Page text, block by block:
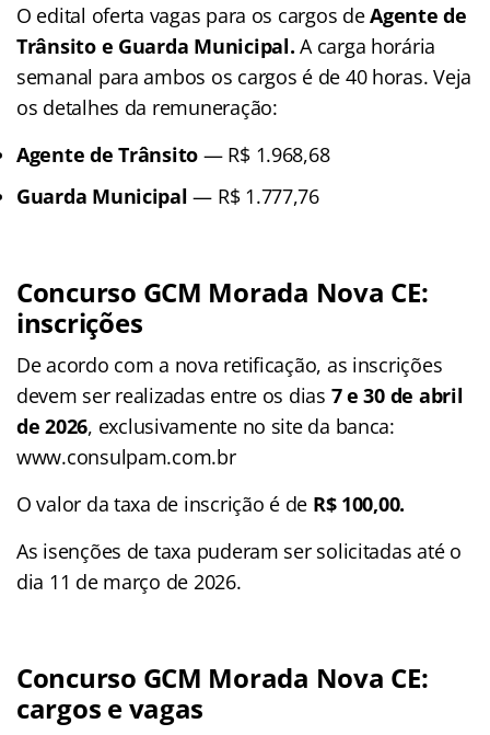
O edital oferta vagas para os cargos deAgente de
Trânsito e Guarda Municipal. A carga horária
semanal para ambos os cargos é de 40 horas. Veja
os detalhes da remuneração:
Agente de Trânsito — R$ 1.968,68
Guarda Municipal — R$ 1.777,76
Concurso GCM Morada Nova CE:
inscrições
De acordo com a nova retificação, as inscrições
devem ser realizadas entre os dias 7 e 30 de abril
de 2026, exclusivamente no site da banca:
www.consulpam.com.br
O valor da taxa de inscrição é de R$ 100,00.
As isenções de taxa puderam ser solicitadas até o
dia 11 de março de 2026.
Concurso GCM Morada Nova CE:
cargos e vagas